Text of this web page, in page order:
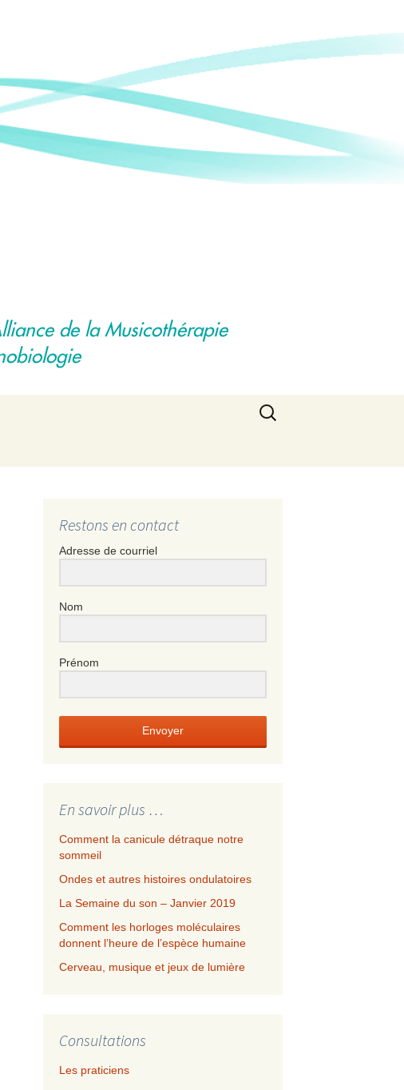
de la Musicothérapie
Rechercher :
Restons en contact
Adresse de courriel
Nom
Prénom
Envoyer
En savoir plus …
Comment la canicule détraque notre
sommeil
Ondes et autres histoires ondulatoires
La Semaine du son – Janvier 2019
Comment les horloges moléculaires
donnent l’heure de l’espèce humaine
Cerveau, musique et jeux de lumière
Consultations
Les praticiens